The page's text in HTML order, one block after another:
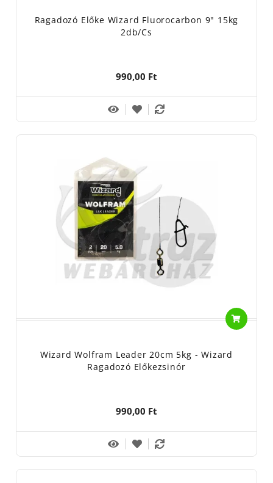
Ragadozó Előke Wizard Fluorocarbon 9" 15kg
2db/cs
990,00 Ft
Wizard Wolfram Leader 20cm 5kg - Wizard
Ragadozó Előkezsinór
990,00 Ft